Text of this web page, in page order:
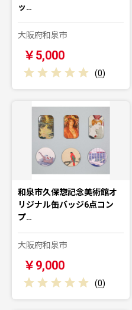
ッ…
大阪府和泉市
￥5,000
(0)
和泉市久保惣記念美術館オ
リジナル缶バッジ6点コン
プ…
大阪府和泉市
￥9,000
(0)